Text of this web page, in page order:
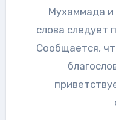
Мухаммада и
слова следует
Сообщается,